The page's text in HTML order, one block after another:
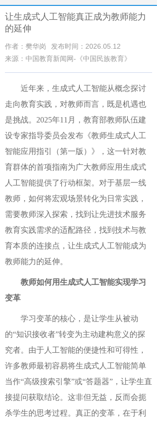
让生成式人工智能真正成为教师能力
的延伸
作者：樊华岗
发布时间：2026.05.12
来源：中国教育新闻网-《中国民族教育》
近年来，生成式人工智能从概念探讨
走向教育实践，对教师而言，既是机遇也
是挑战。2025年11月，教育部教师队伍建
设专家指导委员会发布《教师生成式人工
智能应用指引（第一版）》，这一针对教
育群体的首项指南为广大教师应用生成式
人工智能提供了行动框架。对于基层一线
教师，如何将宏观场景转化为日常实践，
需要教师深入探索，找到让先进技术服务
教育实践需求的适配路径，找到技术与教
育本质的连接点，让生成式人工智能成为
教师能力的延伸。
教师如何用生成式人工智能实现学习
变革
学习变革的核心，是让学生从被动
的“知识接收者”转变为主动建构意义的探
究者。由于人工智能的便捷性和可得性，
许多教师最初容易将生成式人工智能简单
当作“高级搜索引擎”或“答题器”，让学生直
接提问获取结论。这非但无益，反而会扼
杀学生的思考过程。真正的变革，在于利